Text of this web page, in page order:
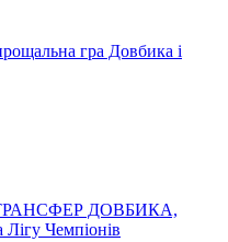
гра Довбика і
ДОВБИКА,
Чемпіонів